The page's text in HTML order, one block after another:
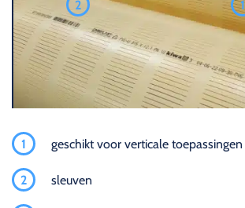
1
2
1 geschikt voor verticale toepassingen
2 sleuven